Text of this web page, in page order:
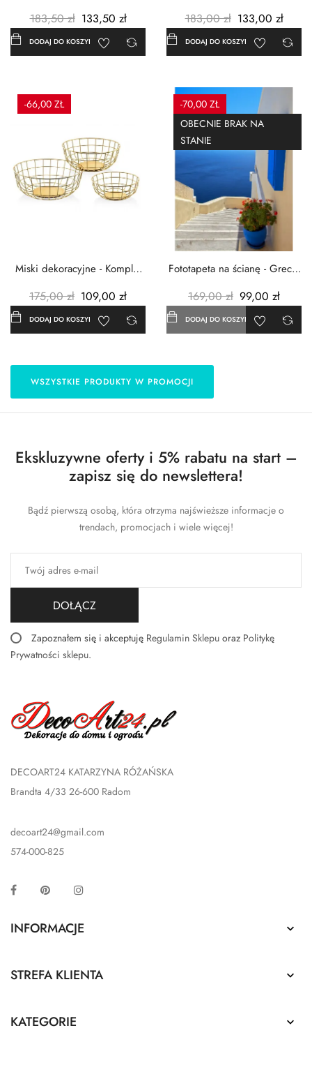
183,50 zł 133,50 zł
DODAJ DO KOSZYKA
183,00 zł 133,00 zł
DODAJ DO KOSZYKA
-66,00 ZŁ
Miski dekoracyjne - Komplet
175,00 zł 109,00 zł
DODAJ DO KOSZYKA
-70,00 ZŁ
OBECNIE BRAK NA
STANIE
Fototapeta na ścianę - Grecja
169,00 zł 99,00 zł
DODAJ DO KOSZYKA
WSZYSTKIE PRODUKTY W PROMOCJI
Ekskluzywne oferty i 5% rabatu na start –
zapisz się do newslettera!
Bądź pierwszą osobą, która otrzyma najświeższe informacje o
trendach, promocjach i wiele więcej!
DOŁĄCZ
Zapoznałem się i akceptuję Regulamin Sklepu oraz Politykę
Prywatności sklepu.
DECOART24 KATARZYNA RÓŻAŃSKA
Brandta 4/33 26-600 Radom
decoart24@gmail.com
574-000-825
Facebook Pinterest
INFORMACJE 
STREFA KLIENTA 
KATEGORIE 